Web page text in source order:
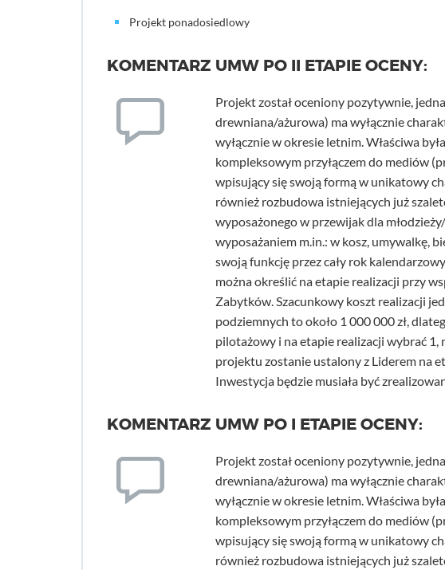
Projekt ponadosiedlowy
KOMENTARZ UMW PO II ETAPIE OCENY:
Projekt został oceniony pozytywnie,
drewniana/ażurowa) ma wyłącznie
wyłącznie w okresie letnim. Właściwa
kompleksowym przyłączem do mediów
wpisujący się swoją formą w unikatowy
również rozbudowa istniejących już
wyposażonego w przewijak dla
wyposażaniem m.in.: w kosz, umywalkę,
swoją funkcję przez cały rok
można określić na etapie realizacji przy
Zabytków. Szacunkowy koszt realizacji
podziemnych to około 1 000 000 zł,
pilotażowy i na etapie realizacji wybrać 1,
projektu zostanie ustalony z Liderem na
Inwestycja będzie musiała być
KOMENTARZ UMW PO I ETAPIE OCENY:
Projekt został oceniony pozytywnie,
drewniana/ażurowa) ma wyłącznie
wyłącznie w okresie letnim. Właściwa
kompleksowym przyłączem do mediów
wpisujący się swoją formą w unikatowy
również rozbudowa istniejących już